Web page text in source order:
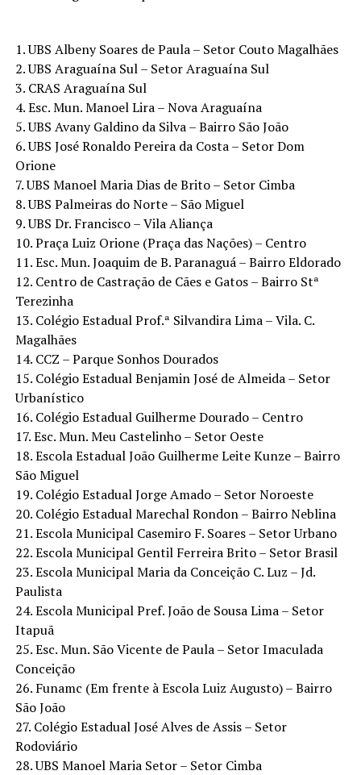
1. UBS Albeny Soares de Paula – Setor Couto Magalhães
2. UBS Araguaína Sul – Setor Araguaína Sul
3. CRAS Araguaína Sul
4. Esc. Mun. Manoel Lira – Nova Araguaína
5. UBS Avany Galdino da Silva – Bairro São João
6. UBS José Ronaldo Pereira da Costa – Setor Dom
Orione
7. UBS Manoel Maria Dias de Brito – Setor Cimba
8. UBS Palmeiras do Norte – São Miguel
9. UBS Dr. Francisco – Vila Aliança
10. Praça Luiz Orione (Praça das Nações) – Centro
11. Esc. Mun. Joaquim de B. Paranaguá – Bairro Eldorado
12. Centro de Castração de Cães e Gatos – Bairro Stª
Terezinha
13. Colégio Estadual Prof.ª Silvandira Lima – Vila. C.
Magalhães
14. CCZ – Parque Sonhos Dourados
15. Colégio Estadual Benjamin José de Almeida – Setor
Urbanístico
16. Colégio Estadual Guilherme Dourado – Centro
17. Esc. Mun. Meu Castelinho – Setor Oeste
18. Escola Estadual João Guilherme Leite Kunze – Bairro
São Miguel
19. Colégio Estadual Jorge Amado – Setor Noroeste
20. Colégio Estadual Marechal Rondon – Bairro Neblina
21. Escola Municipal Casemiro F. Soares – Setor Urbano
22. Escola Municipal Gentil Ferreira Brito – Setor Brasil
23. Escola Municipal Maria da Conceição C. Luz – Jd.
Paulista
24. Escola Municipal Pref. João de Sousa Lima – Setor
Itapuã
25. Esc. Mun. São Vicente de Paula – Setor Imaculada
Conceição
26. Funamc (Em frente à Escola Luiz Augusto) – Bairro
São João
27. Colégio Estadual José Alves de Assis – Setor
Rodoviário
28. UBS Manoel Maria Setor – Setor Cimba